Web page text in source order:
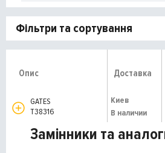
Фільтри та сортування
Опис Доставка
GATES
T38316
Киев
В наличии
Замінники та